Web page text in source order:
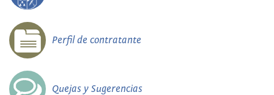
Perfil de contratante
Quejas y Sugerencias